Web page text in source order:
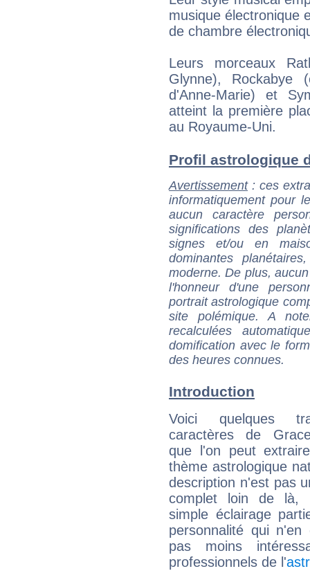
musique électronique
de chambre
Leurs morceaux
Glynne), Rockabye
d'Anne-Marie) et
atteint la première
au Royaume-Uni.
Profil astrologique
Avertissement: ces
informatiquement pour
aucun caractère
significations des
signes et/ou en
dominantes
moderne. De plus,
l'honneur d'une
portrait astrologique
site polémique. A
recalculées
domification avec le
des heures connues.
Introduction
Voici quelques
caractères de
que l'on peut
thème astrologique
description n'est pas
complet loin de là,
simple éclairage
personnalité qui n'en
pas moins
professionnels de l'